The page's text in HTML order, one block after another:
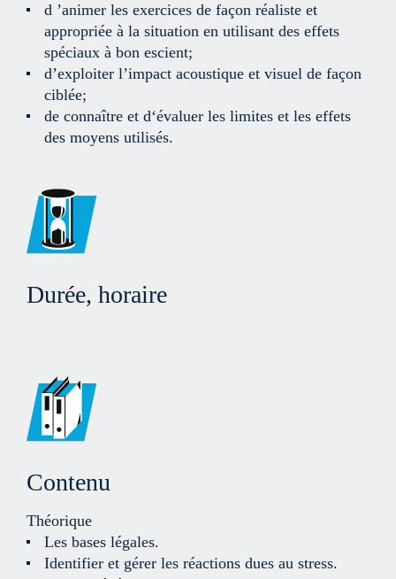
d ’animer les exercices de façon réaliste et
appropriée à la situation en utilisant des effets
spéciaux à bon escient;
d’exploiter l’impact acoustique et visuel de façon
ciblée;
de connaître et d‘évaluer les limites et les effets
des moyens utilisés.
Durée, horaire
Contenu
Théorique
Les bases légales.
Identifier et gérer les réactions dues au stress.